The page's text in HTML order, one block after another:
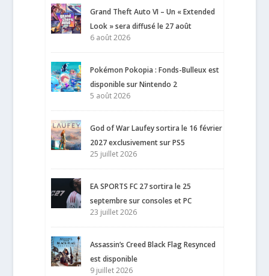
Grand Theft Auto VI – Un « Extended
Look » sera diffusé le 27 août
6 août 2026
Pokémon Pokopia : Fonds-Bulleux est
disponible sur Nintendo 2
5 août 2026
God of War Laufey sortira le 16 février
2027 exclusivement sur PS5
25 juillet 2026
EA SPORTS FC 27 sortira le 25
septembre sur consoles et PC
23 juillet 2026
Assassin’s Creed Black Flag Resynced
est disponible
9 juillet 2026